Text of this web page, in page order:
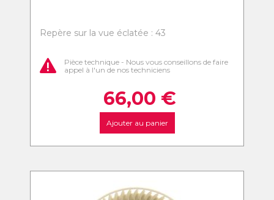
Repère sur la vue éclatée : 43
Pièce technique - Nous vous conseillons de faire
appel à l'un de nos techniciens
66,00 €
Ajouter au panier